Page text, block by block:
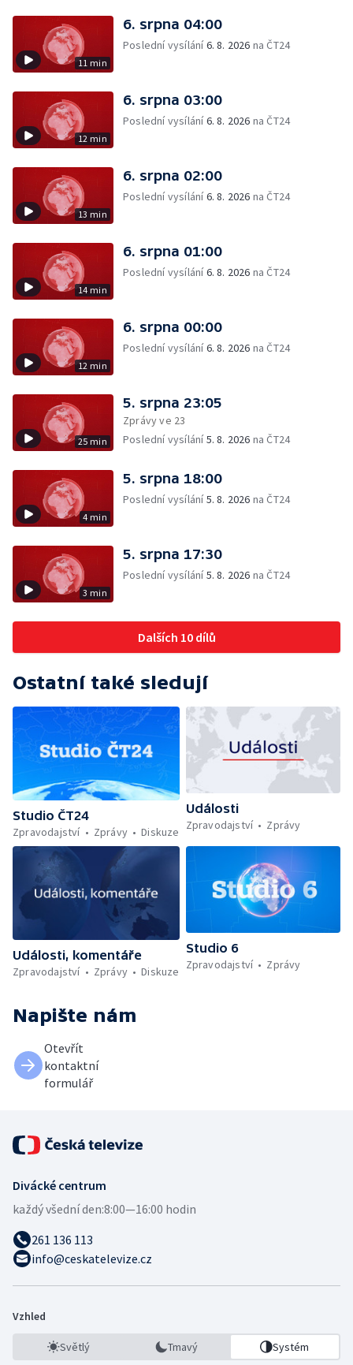
11 min
6. srpna 04:00
Poslední vysílání6. 8. 2026 na ČT24
12 min
6. srpna 03:00
Poslední vysílání6. 8. 2026 na ČT24
13 min
6. srpna 02:00
Poslední vysílání6. 8. 2026 na ČT24
14 min
6. srpna 01:00
Poslední vysílání6. 8. 2026 na ČT24
12 min
6. srpna 00:00
Poslední vysílání6. 8. 2026 na ČT24
25 min
5. srpna 23:05
Zprávy ve 23
Poslední vysílání5. 8. 2026 na ČT24
4 min
5. srpna 18:00
Poslední vysílání5. 8. 2026 na ČT24
3 min
5. srpna 17:30
Poslední vysílání5. 8. 2026 na ČT24
Dalších 10 dílů
Ostatní také sledují
Studio ČT24
Zpravodajství
Zprávy Diskuze
Události
Zpravodajství
Zprávy
Události, komentáře
Zpravodajství
Zprávy Diskuze
Studio 6
Zpravodajství
Zprávy
Napište nám
Otevřít
kontaktní
formulář
Divácké centrum
každý všední den:8:00—16:00 hodin
261 136 113
info@ceskatelevize.cz
Vzhled
Světlý Tmavý Systém